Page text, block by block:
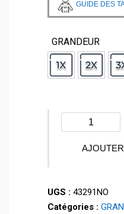
GUIDE DES
GRANDEUR
quantité
de
Chandail
½
zip
UGS : 43291NO
Catégories :